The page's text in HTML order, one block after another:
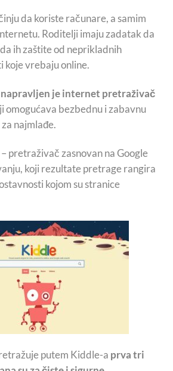
da koriste računare, a samim
Roditelji imaju zadatak da
ih zaštite od neprikladnih
koje vrebaju online.
napravljen je internet pretraživač
omogućava bezbednu i zabavnu
najmlađe.
– pretraživač zasnovan na Google
koji rezultate pretrage rangira
kojom su stranice
putem Kiddle-a prva tri